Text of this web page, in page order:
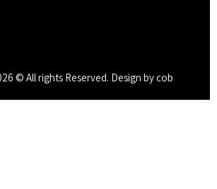
© All rights Reserved. Design by cob